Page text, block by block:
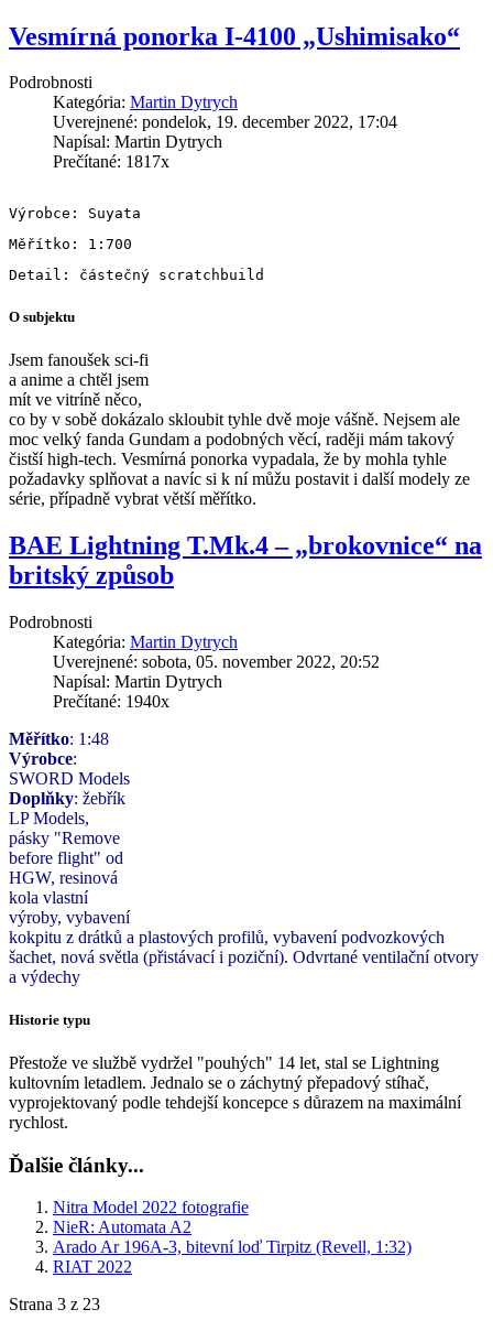
Vesmírná ponorka I-4100 „Ushimisako“
Podrobnosti
Kategória: Martin Dytrych
Uverejnené: pondelok, 19. december 2022, 17:04
Napísal: Martin Dytrych
Prečítané: 1817x
O subjektu
Jsem fanoušek sci-fi
a anime a chtěl jsem
mít ve vitríně něco,
co by v sobě dokázalo skloubit tyhle dvě moje vášně. Nejsem ale
moc velký fanda Gundam a podobných věcí, raději mám takový
čistší high-tech. Vesmírná ponorka vypadala, že by mohla tyhle
požadavky splňovat a navíc si k ní můžu postavit i další modely ze
série, případně vybrat větší měřítko.
BAE Lightning T.Mk.4 – „brokovnice“ na
britský způsob
Podrobnosti
Kategória: Martin Dytrych
Uverejnené: sobota, 05. november 2022, 20:52
Napísal: Martin Dytrych
Prečítané: 1940x
Měřítko: 1:48
Výrobce:
SWORD Models
Doplňky: žebřík
LP Models,
pásky "Remove
before flight" od
HGW, resinová
kola vlastní
výroby, vybavení
kokpitu z drátků a plastových profilů, vybavení podvozkových
šachet, nová světla (přistávací i poziční). Odvrtané ventilační otvory
a výdechy
Historie typu
Přestože ve službě vydržel "pouhých" 14 let, stal se Lightning
kultovním letadlem. Jednalo se o záchytný přepadový stíhač,
vyprojektovaný podle tehdejší koncepce s důrazem na maximální
rychlost.
Ďalšie články...
Nitra Model 2022 fotografie
NieR: Automata A2
Arado Ar 196A-3, bitevní loď Tirpitz (Revell, 1:32)
RIAT 2022
Strana 3 z 23